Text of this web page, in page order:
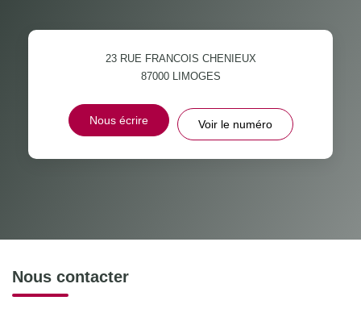
23 RUE FRANCOIS CHENIEUX
87000 LIMOGES
Nous écrire Voir le numéro
Nous contacter